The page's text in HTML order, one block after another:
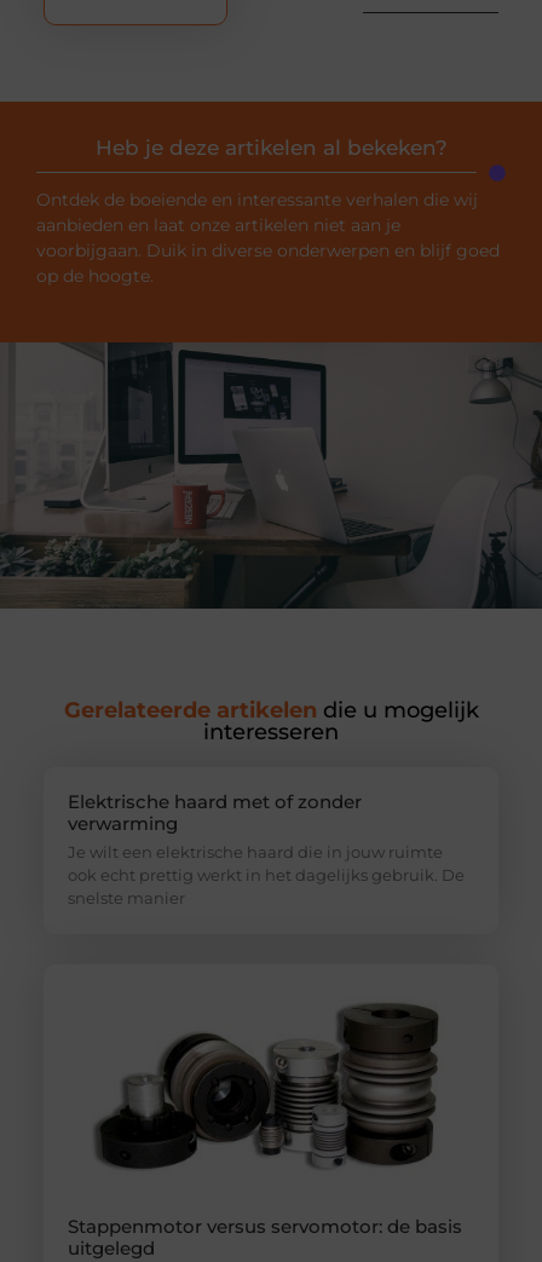
Heb je deze artikelen al bekeken?
Ontdek de boeiende en interessante verhalen die wij
aanbieden en laat onze artikelen niet aan je
voorbijgaan. Duik in diverse onderwerpen en blijf goed
op de hoogte.
Gerelateerde artikelen die u mogelijk
interesseren
Elektrische haard met of zonder
verwarming
Je wilt een elektrische haard die in jouw ruimte
ook echt prettig werkt in het dagelijks gebruik. De
snelste manier
Stappenmotor versus servomotor: de basis
uitgelegd